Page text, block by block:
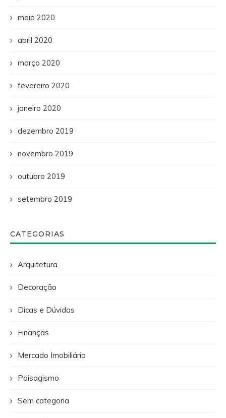
maio 2020
abril 2020
março 2020
fevereiro 2020
janeiro 2020
dezembro 2019
novembro 2019
outubro 2019
setembro 2019
CATEGORIAS
Arquitetura
Decoração
Dicas e Dúvidas
Finanças
Mercado Imobiliário
Paisagismo
Sem categoria